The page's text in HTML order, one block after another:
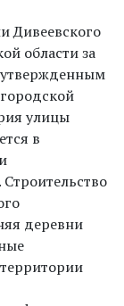
Дивеевского
области за
утвержденным
улицы
в
деревни